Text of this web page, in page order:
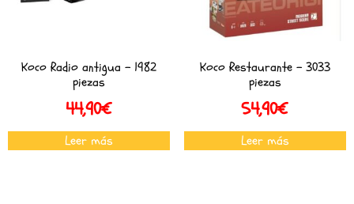
Koco Radio antigua – 1982
piezas
44,90€
Leer más
Koco Restaurante – 3033
piezas
54,90€
Leer más